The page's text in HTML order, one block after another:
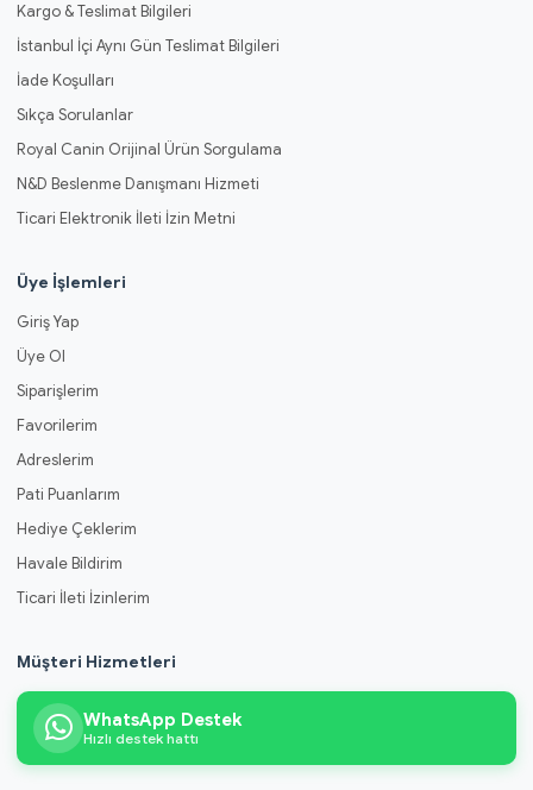
Kargo & Teslimat Bilgileri
İstanbul İçi Aynı Gün Teslimat Bilgileri
İade Koşulları
Sıkça Sorulanlar
Royal Canin Orijinal Ürün Sorgulama
N&D Beslenme Danışmanı Hizmeti
Ticari Elektronik İleti İzin Metni
Üye İşlemleri
Giriş Yap
Üye Ol
Siparişlerim
Favorilerim
Adreslerim
Pati Puanlarım
Hediye Çeklerim
Havale Bildirim
Ticari İleti İzinlerim
Müşteri Hizmetleri
WhatsApp Destek
Hızlı destek hattı